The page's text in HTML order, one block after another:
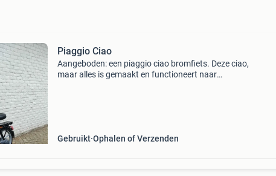
Piaggio Ciao
Aangeboden: een piaggio ciao bromfiets. Deze ciao,
maar alles is gemaakt en functioneert naar
Gebruikt Ophalen of Verzenden